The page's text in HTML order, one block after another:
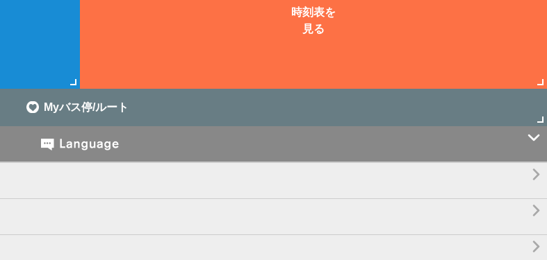
時刻表を
見る
Myバス停/ルート



